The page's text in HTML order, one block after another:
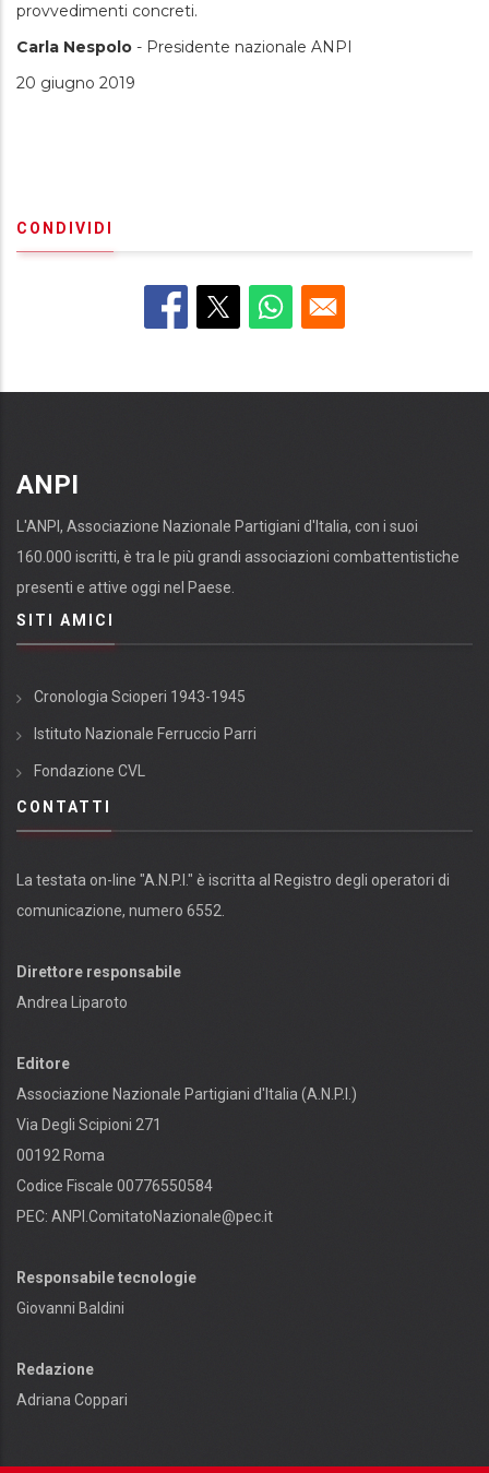
provvedimenti concreti.
Carla Nespolo - Presidente nazionale ANPI
20 giugno 2019
CONDIVIDI
ANPI
L'ANPI, Associazione Nazionale Partigiani d'Italia, con i suoi
160.000 iscritti, è tra le più grandi associazioni combattentistiche
presenti e attive oggi nel Paese.
SITI AMICI
Cronologia Scioperi 1943-1945
Istituto Nazionale Ferruccio Parri
Fondazione CVL
CONTATTI
La testata on-line "A.N.P.I." è iscritta al Registro degli operatori di
comunicazione, numero 6552.
Direttore responsabile
Andrea Liparoto
Editore
Associazione Nazionale Partigiani d'Italia (A.N.P.I.)
Via Degli Scipioni 271
00192 Roma
Codice Fiscale 00776550584
PEC: ANPI.ComitatoNazionale@pec.it
Responsabile tecnologie
Giovanni Baldini
Redazione
Adriana Coppari